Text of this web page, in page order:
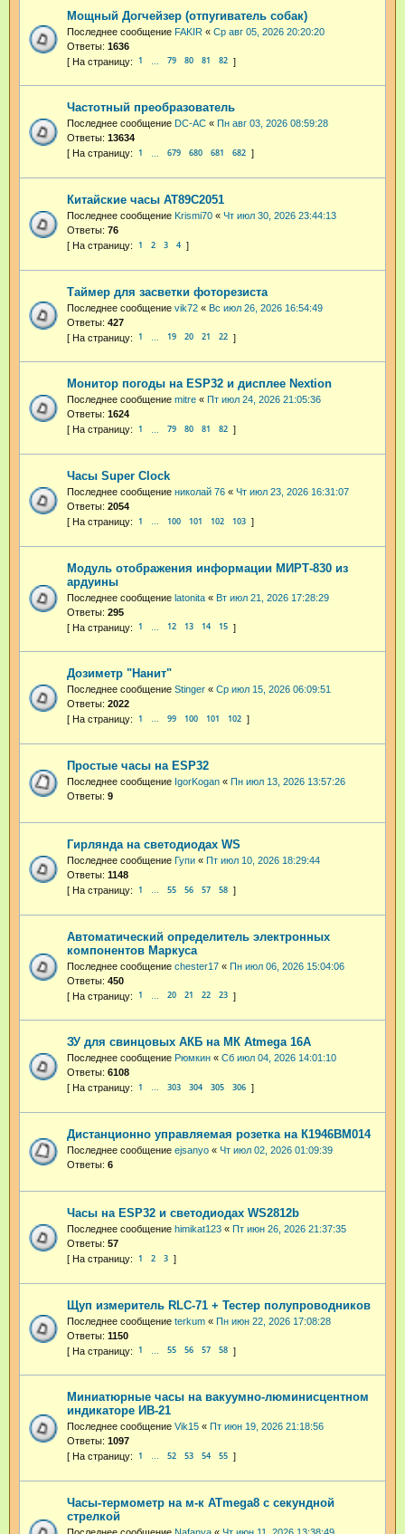
Мощный Догчейзер (отпугиватель собак)
Последнее сообщение FAKIR « Ср авг 05, 2026 20:20:20
Ответы: 1636
1 79 80 81 82
Частотный преобразователь
Последнее сообщение DC-AC « Пн авг 03, 2026 08:59:28
Ответы: 13634
1 679 680 681 682
Китайские часы AT89C2051
Последнее сообщение Krismi70 « Чт июл 30, 2026 23:44:13
Ответы: 76
1 2 3 4
Таймер для засветки фоторезиста
Последнее сообщение vik72 « Вс июл 26, 2026 16:54:49
Ответы: 427
1 19 20 21 22
Монитор погоды на ESP32 и дисплее Nextion
Последнее сообщение mitre « Пт июл 24, 2026 21:05:36
Ответы: 1624
1 79 80 81 82
Часы Super Clock
Последнее сообщение николай 76 « Чт июл 23, 2026 16:31:07
Ответы: 2054
1 … 100 101 102 103
Модуль отображения информации МИРТ-830 из
ардуины
Последнее сообщение latonita « Вт июл 21, 2026 17:28:29
Ответы: 295
1 12 13 14 15
Дозиметр "Нанит"
Последнее сообщение Stinger « Ср июл 15, 2026 06:09:51
Ответы: 2022
1 … 99 100 101 102
Простые часы на ESP32
Последнее сообщение IgorKogan « Пн июл 13, 2026 13:57:26
Ответы: 9
Гирлянда на светодиодах WS
Последнее сообщение Гупи « Пт июл 10, 2026 18:29:44
Ответы: 1148
1 … 55 56 57 58
Автоматический определитель электронных
компонентов Маркуса
Последнее сообщение chester17 « Пн июл 06, 2026 15:04:06
Ответы: 450
1 20 21 22 23
ЗУ для свинцовых АКБ на МК Atmega 16А
Последнее сообщение Рюмкин « Сб июл 04, 2026 14:01:10
Ответы: 6108
1 … 303 304 305 306
Дистанционно управляемая розетка на К1946ВМ014
Последнее сообщение ejsanyo « Чт июл 02, 2026 01:09:39
Ответы: 6
Часы на ESP32 и светодиодах WS2812b
Последнее сообщение himikat123 « Пт июн 26, 2026 21:37:35
Ответы: 57
1 2 3
Щуп измеритель RLC-71 + Тестер полупроводников
Последнее сообщение terkum « Пн июн 22, 2026 17:08:28
Ответы: 1150
1 55 56 57 58
Миниатюрные часы на вакуумно-люминисцентном
индикаторе ИВ-21
Последнее сообщение Vik15 « Пт июн 19, 2026 21:18:56
Ответы: 1097
1 … 52 53 54 55
Часы-термометр на м-к ATmega8 с секундной
стрелкой